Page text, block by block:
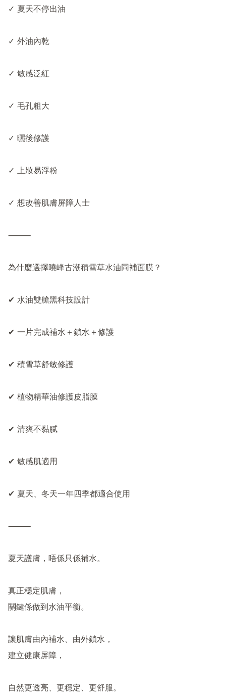
✓ 夏天不停出油
✓ 外油內乾
✓ 敏感泛紅
✓ 毛孔粗大
✓ 曬後修護
✓ 上妝易浮粉
✓ 想改善肌膚屏障人士
⸻
為什麼選擇曉峰古潮積雪草水油同補面膜？
✔ 水油雙艙黑科技設計
✔ 一片完成補水＋鎖水＋修護
✔ 積雪草舒敏修護
✔ 植物精華油修護皮脂膜
✔ 清爽不黏膩
✔ 敏感肌適用
✔ 夏天、冬天一年四季都適合使用
⸻
夏天護膚，唔係只係補水。
真正穩定肌膚，
關鍵係做到水油平衡。
讓肌膚由內補水、由外鎖水，
建立健康屏障，
自然更透亮、更穩定、更舒服。